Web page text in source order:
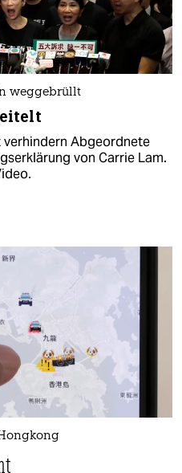
weggebrüllt
Abgeordnete
von Carrie Lam.